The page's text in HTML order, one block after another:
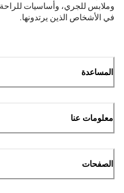
وملابس للجري، وأساسيات
في الأشخاص الذين يرتدونها.
المساعدة
معلومات عنا
الصفحات